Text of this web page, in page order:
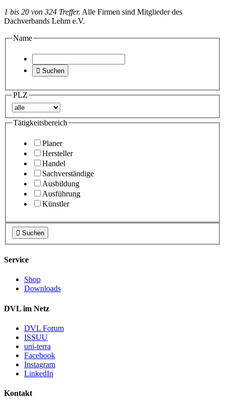
1 bis 20 von 324 Treffer. Alle Firmen sind Mitglieder des
Dachverbands Lehm e.V.
Name
 Suchen
PLZ
Tätigkeitsbereich
Planer
Hersteller
Handel
Sachverständige
Ausbildung
Ausführung
Künstler
 Suchen
Service
Shop
Downloads
DVL im Netz
DVL Forum
ISSUU
uni-terra
Facebook
Instagram
LinkedIn
Kontakt